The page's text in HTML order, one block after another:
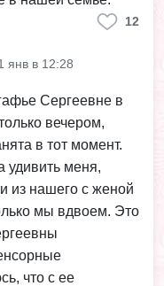
12
янв в 12:28
Сергеевне в
вечером,
в тот момент.
удивить меня,
из нашего с женой
мы вдвоем. Это
что с ее